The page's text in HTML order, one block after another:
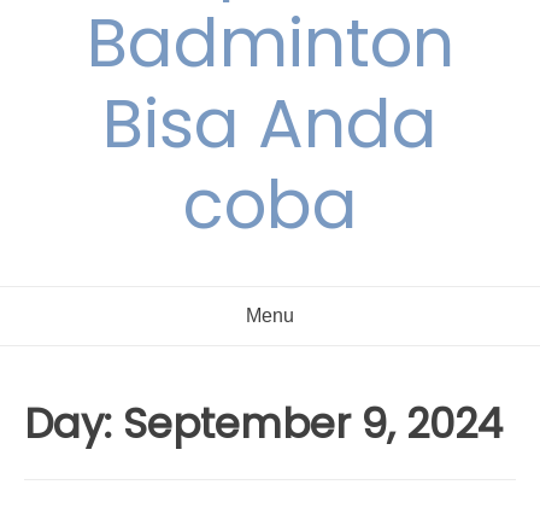
Badminton
Bisa Anda
coba
Menu
Day: September 9, 2024